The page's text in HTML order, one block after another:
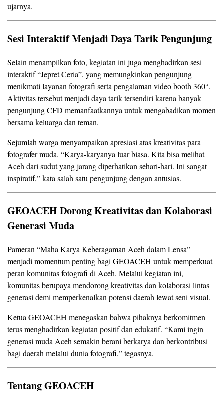
ujarnya.
Sesi Interaktif Menjadi Daya Tarik Pengunjung
Selain menampilkan foto, kegiatan ini juga menghadirkan sesi
interaktif “Jepret Ceria”, yang memungkinkan pengunjung
menikmati layanan fotografi serta pengalaman video booth 360°.
Aktivitas tersebut menjadi daya tarik tersendiri karena banyak
pengunjung CFD memanfaatkannya untuk mengabadikan momen
bersama keluarga dan teman.
Sejumlah warga menyampaikan apresiasi atas kreativitas para
fotografer muda. “Karya-karyanya luar biasa. Kita bisa melihat
Aceh dari sudut yang jarang diperhatikan sehari-hari. Ini sangat
inspiratif,” kata salah satu pengunjung dengan antusias.
GEOACEH Dorong Kreativitas dan Kolaborasi
Generasi Muda
Pameran “Maha Karya Keberagaman Aceh dalam Lensa”
menjadi momentum penting bagi GEOACEH untuk memperkuat
peran komunitas fotografi di Aceh. Melalui kegiatan ini,
komunitas berupaya mendorong kreativitas dan kolaborasi lintas
generasi demi memperkenalkan potensi daerah lewat seni visual.
Ketua GEOACEH menegaskan bahwa pihaknya berkomitmen
terus menghadirkan kegiatan positif dan edukatif. “Kami ingin
generasi muda Aceh semakin berani berkarya dan berkontribusi
bagi daerah melalui dunia fotografi,” tegasnya.
Tentang GEOACEH